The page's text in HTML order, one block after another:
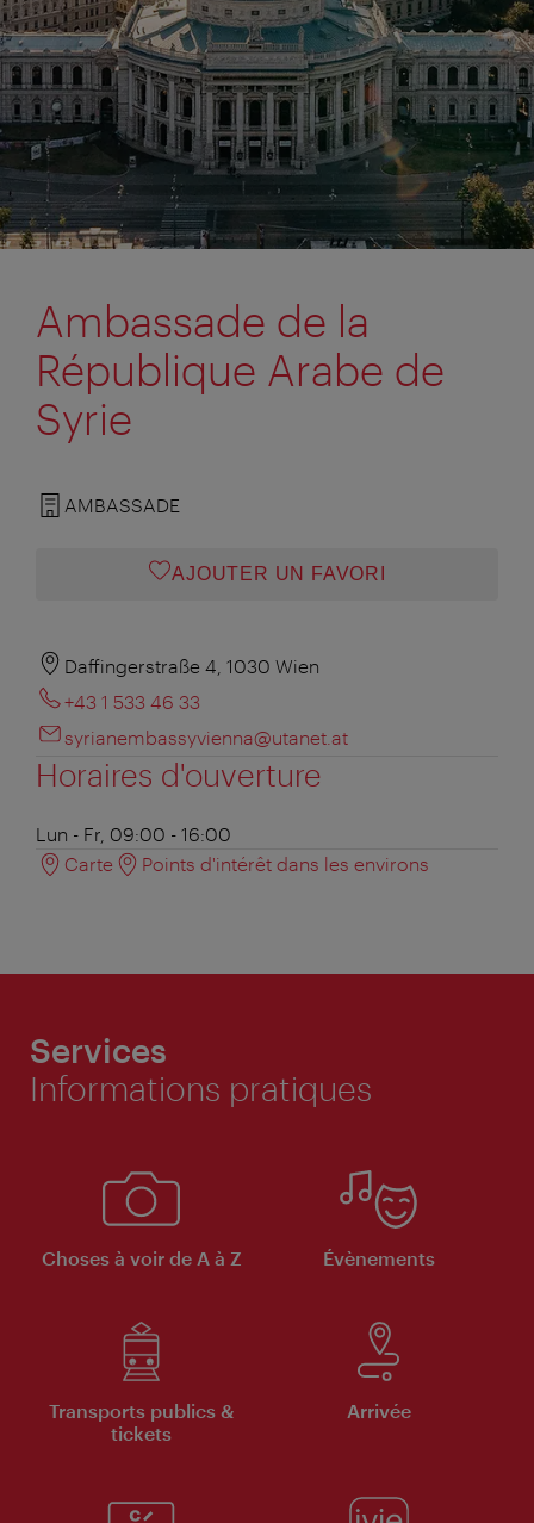
Ambassade de la
République Arabe de
Syrie
AMBASSADE
AJOUTER UN FAVORI
Daffingerstraße 4, 1030 Wien
+43 1 533 46 33
syrianembassyvienna@utanet.at
Horaires d'ouverture
Lun - Fr, 09:00 - 16:00
Carte
Points d'intérêt dans les environs
Services
Informations pratiques
Choses à voir de A à Z Évènements
Transports publics &
tickets
Arrivée